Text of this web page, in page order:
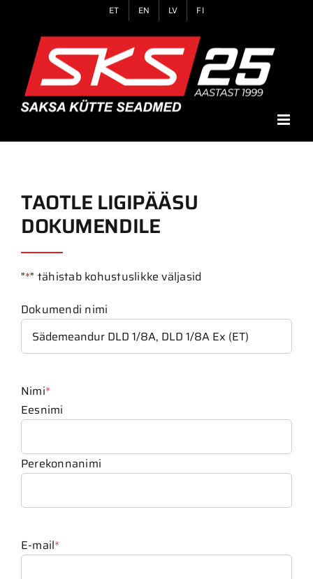
content
ET EN LV FI
TAOTLE LIGIPÄÄSU
DOKUMENDILE
"*" tähistab kohustuslikke väljasid
Dokumendi nimi
Nimi*
Eesnimi
Perekonnanimi
E-mail*